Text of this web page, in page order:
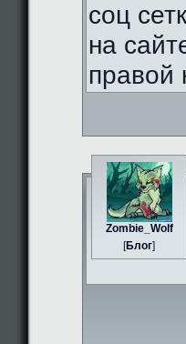
соц
на
правой
Zombie_Wolf
[Блог]